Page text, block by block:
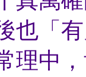
也「
理中